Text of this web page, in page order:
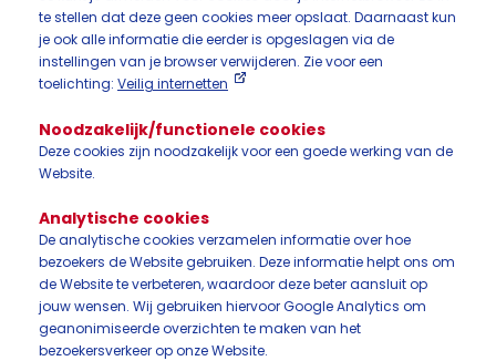
te stellen dat deze geen cookies meer opslaat. Daarnaast kun
je ook alle informatie die eerder is opgeslagen via de
instellingen van je browser verwijderen. Zie voor een
toelichting: Veilig internetten
Noodzakelijk/functionele cookies
Deze cookies zijn noodzakelijk voor een goede werking van de
Website.
Analytische cookies
De analytische cookies verzamelen informatie over hoe
bezoekers de Website gebruiken. Deze informatie helpt ons om
de Website te verbeteren, waardoor deze beter aansluit op
jouw wensen. Wij gebruiken hiervoor Google Analytics om
geanonimiseerde overzichten te maken van het
bezoekersverkeer op onze Website.